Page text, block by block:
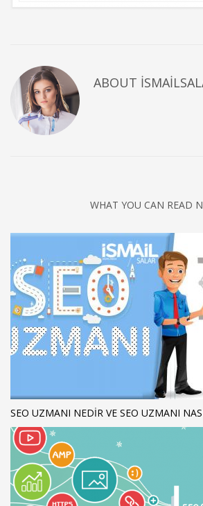
ABOUT
WHAT YOU CAN READ
SEO UZMANI NEDIR VE SEO UZMANI